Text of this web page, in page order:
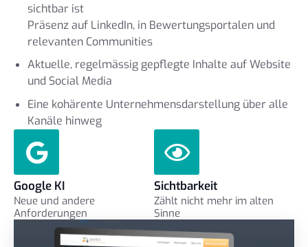
sichtbar ist
Präsenz auf LinkedIn, in Bewertungsportalen und
relevanten Communities
Aktuelle, regelmässig gepflegte Inhalte auf Website
und Social Media
Eine kohärente Unternehmensdarstellung über alle
Kanäle hinweg
Google KI
Neue und andere
Anforderungen
Sichtbarkeit
Zählt nicht mehr im alten
Sinne